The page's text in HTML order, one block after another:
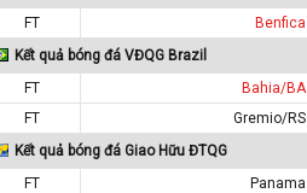
FT
Benfica
Kết quả bóng đá VĐQG Brazil
FT
Bahia/BA
FT
Gremio/RS
Kết quả bóng đá Giao Hữu ĐTQG
FT
Panama